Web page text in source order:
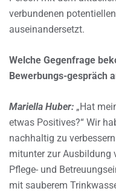
verbundenen
auseinandersetzt.
Welche Gegenfrage
Bewerbungs-gespräch
Mariella Huber: „Hat
etwas Positives?“ Wir
nachhaltig zu
mitunter zur Ausbildung
Pflege- und
mit sauberem